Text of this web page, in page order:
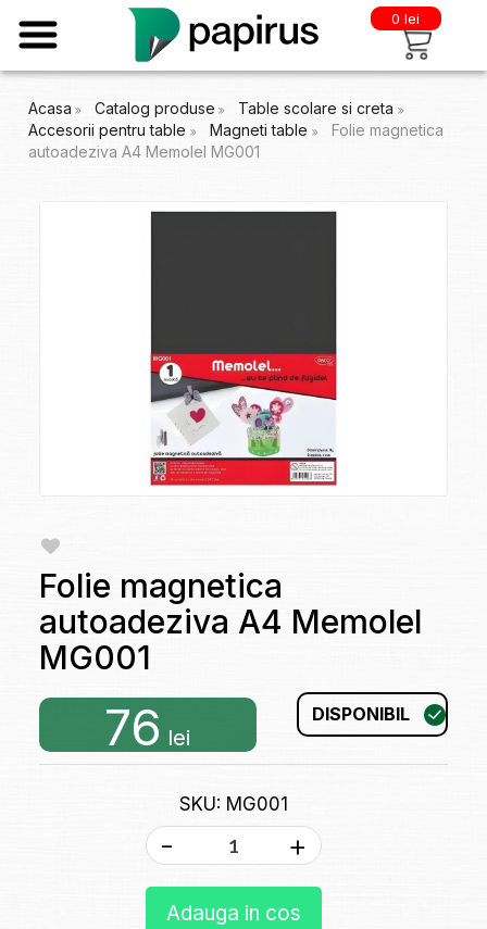
0 lei
Acasa Catalog produse
Table scolare si creta
Accesorii pentru table
Magneti table
Folie magnetica
autoadeziva A4 Memolel MG001
Folie magnetica
autoadeziva A4 Memolel
MG001
76 lei
DISPONIBIL
SKU: MG001
- +
Adauga in cos